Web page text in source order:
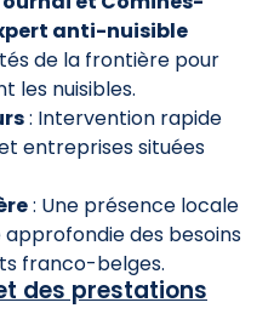
anti-nuisible
de la frontière pour
les nuisibles.
: Intervention rapide
entreprises situées
: Une présence locale
des besoins
franco-belges.
des prestations